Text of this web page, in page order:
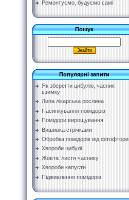
Ремонтуємо, будуємо самі
Пошук
Популярні запити
Як зберегти цибулю, часник
взимку
Липа лікарська рослина
Пасинкування помідорів
Помідори вирощування
Вишивка стрічками
Обробка помідорів від фітофтори
Хвороби цибулі
Жовтіє листя часнику
Хвороби капусти
Підживлення помідорів